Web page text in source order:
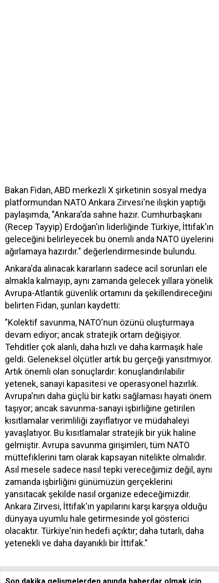
Bakan Fidan, ABD merkezli X şirketinin sosyal medya
platformundan NATO Ankara Zirvesi'ne ilişkin yaptığı
paylaşımda, "Ankara'da sahne hazır. Cumhurbaşkanı
(Recep Tayyip) Erdoğan'ın liderliğinde Türkiye, İttifak'ın
geleceğini belirleyecek bu önemli anda NATO üyelerini
ağırlamaya hazırdır." değerlendirmesinde bulundu.
Ankara'da alınacak kararların sadece acil sorunları ele
almakla kalmayıp, aynı zamanda gelecek yıllara yönelik
Avrupa-Atlantik güvenlik ortamını da şekillendireceğini
belirten Fidan, şunları kaydetti:
"Kolektif savunma, NATO'nun özünü oluşturmaya
devam ediyor; ancak stratejik ortam değişiyor.
Tehditler çok alanlı, daha hızlı ve daha karmaşık hale
geldi. Geleneksel ölçütler artık bu gerçeği yansıtmıyor.
Artık önemli olan sonuçlardır: konuşlandırılabilir
yetenek, sanayi kapasitesi ve operasyonel hazırlık.
Avrupa'nın daha güçlü bir katkı sağlaması hayati önem
taşıyor; ancak savunma-sanayi işbirliğine getirilen
kısıtlamalar verimliliği zayıflatıyor ve müdahaleyi
yavaşlatıyor. Bu kısıtlamalar stratejik bir yük haline
gelmiştir. Avrupa savunma girişimleri, tüm NATO
müttefiklerini tam olarak kapsayan nitelikte olmalıdır.
Asıl mesele sadece nasıl tepki vereceğimiz değil, aynı
zamanda işbirliğini günümüzün gerçeklerini
yansıtacak şekilde nasıl organize edeceğimizdir.
Ankara Zirvesi, İttifak'ın yapılarını karşı karşıya olduğu
dünyaya uyumlu hale getirmesinde yol gösterici
olacaktır. Türkiye'nin hedefi açıktır; daha tutarlı, daha
yetenekli ve daha dayanıklı bir İttifak."